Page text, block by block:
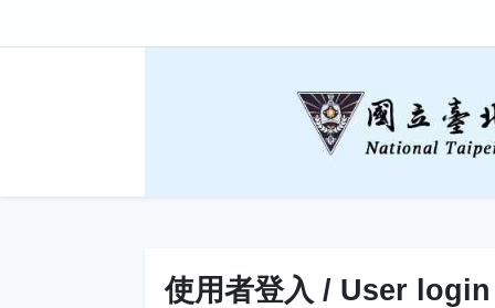
使用者登入 / User login